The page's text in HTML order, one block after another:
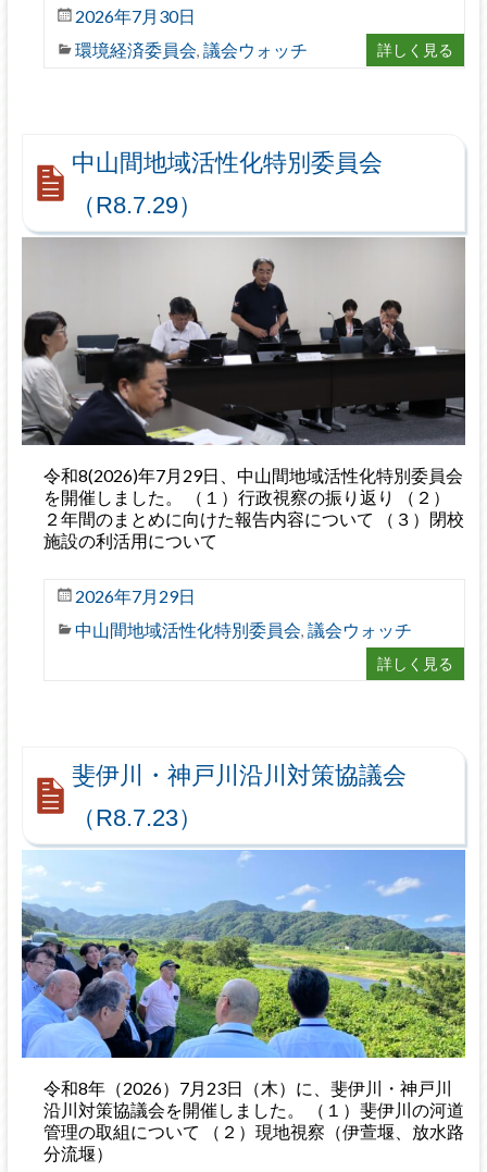
2026年7月30日
環境経済委員会, 議会ウォッチ 詳しく見る
中山間地域活性化特別委員会
（R8.7.29）
令和8(2026)年7月29日、中山間地域活性化特別委員会
を開催しました。 （１）行政視察の振り返り （２）
２年間のまとめに向けた報告内容について （３）閉校
施設の利活用について
2026年7月29日
中山間地域活性化特別委員会, 議会ウォッチ
詳しく見る
斐伊川・神戸川沿川対策協議会
（R8.7.23）
令和8年（2026）7月23日（木）に、斐伊川・神戸川
沿川対策協議会を開催しました。 （１）斐伊川の河道
管理の取組について （２）現地視察（伊萱堰、放水路
分流堰）